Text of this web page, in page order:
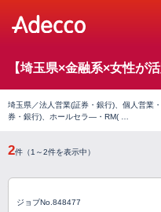
【埼玉県×金融系×女性が
埼玉県／法人営業(証券・銀行)、個人営業
券・銀行)、ホールセラ―・RM( …
2件（1～2件を表示中）
ジョブNo.848477